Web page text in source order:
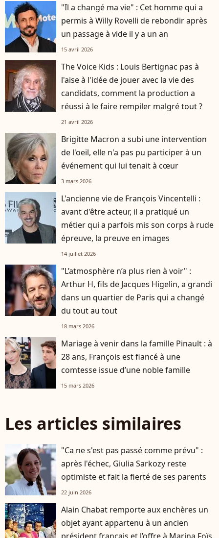
"Il a changé ma vie" : Cet homme qui a
permis à Willy Rovelli de rebondir après
un passage à vide il y a un an
15 avril 2026
The Voice Kids : Louis Bertignac pas à
l'aise à l'idée de jouer avec la vie des
candidats, comment la production a
réussi à le faire rempiler malgré tout ?
21 avril 2026
Brigitte Macron a subi une intervention
de l'oeil, elle n'a pas pu participer à un
événement qui lui tenait à cœur
3 mars 2026
L'ancienne vie de François Vincentelli :
avant d'être acteur, il a pratiqué un
métier qui a parfois mis son corps à rude
épreuve, la preuve en images
14 juillet 2026
"L’atmosphère n’a plus rien à voir" :
Arthur H, fils de Jacques Higelin, a grandi
dans un quartier de Paris qui a changé
du tout au tout
18 mars 2026
Mariage à venir dans la famille Pinault : à
28 ans, François est fiancé à une
comtesse issue d’une noble famille
15 mars 2026
Les articles similaires
"Ca ne s'est pas passé comme prévu" :
après l'échec, Giulia Sarkozy reste
optimiste et fait la fierté de ses parents
22 juin 2026
Alain Chabat remporte aux enchères un
objet ayant appartenu à un ancien